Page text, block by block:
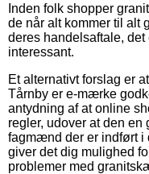
Inden folk shopper
de når alt kommer til alt
deres handelsaftale,
interessant.
Et alternativt forslag er
Tårnby er e-mærke
antydning af at online
regler, udover at den
fagmænd der er indført
giver det dig mulighed
problemer med